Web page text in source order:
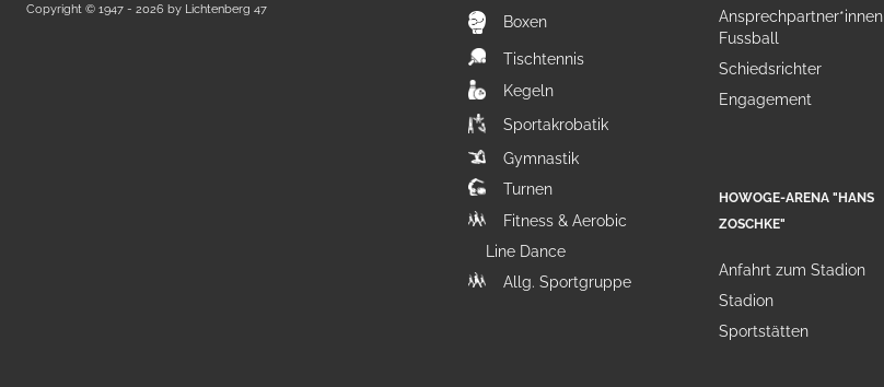
Boxen
Tischtennis
Kegeln
Sportakrobatik
Gymnastik
Turnen
Fitness & Aerobic
Line Dance
Allg. Sportgruppe
Ansprechpartner*innen
Fussball
Schiedsrichter
Engagement
HOWOGE-ARENA "HANS
ZOSCHKE"
Anfahrt zum Stadion
Stadion
Sportstätten
Copyright © 1947 - 2026 by Lichtenberg 47